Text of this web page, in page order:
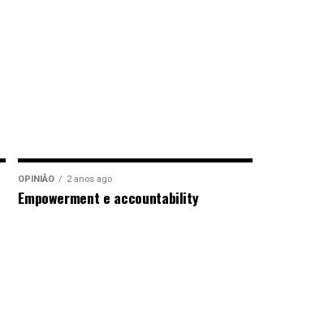
OPINIÃO 2 anos ago
Empowerment e accountability